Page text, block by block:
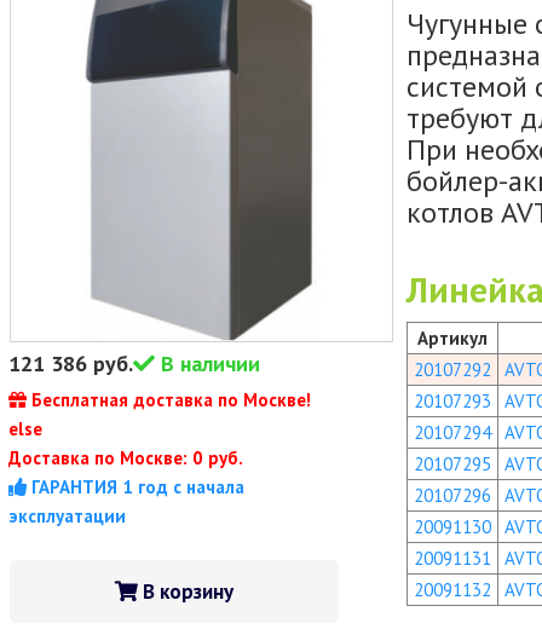
121 386 руб. В наличии
Бесплатная доставка по Москве!
else
Доставка по Москве: 0 руб.
ГАРАНТИЯ 1 год с начала
эксплуатации
В корзину
Чугунные
системой
требуют
При
бойлер-
котлов
Артикул
20107292
20107293
20107294
20107295
20107296
20091130
20091131
20091132